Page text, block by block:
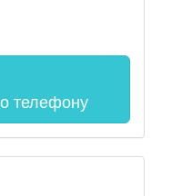
телефону